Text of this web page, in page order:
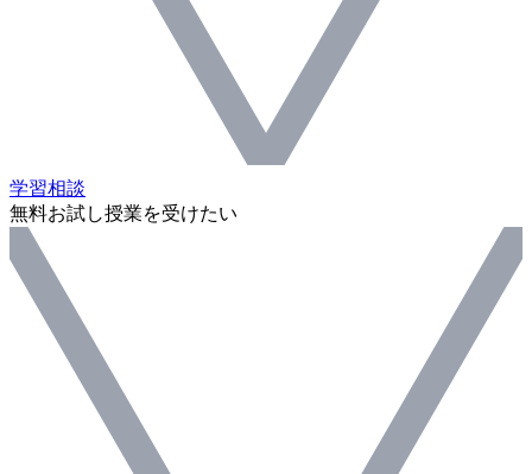
学習相談
無料お試し授業を受けたい